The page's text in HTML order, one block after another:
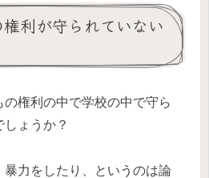
利が守られていない
権利の中で学校の中で守ら
ょうか？
暴力をしたり、というのは論